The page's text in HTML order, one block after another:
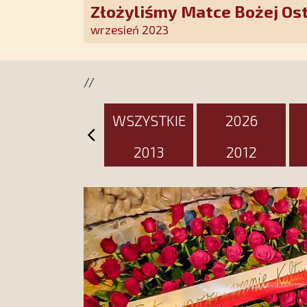
Złożyliśmy Matce Bożej
pozłacane wotum
wrzesień 2023
//
WSZYSTKIE 2026
2013
2012